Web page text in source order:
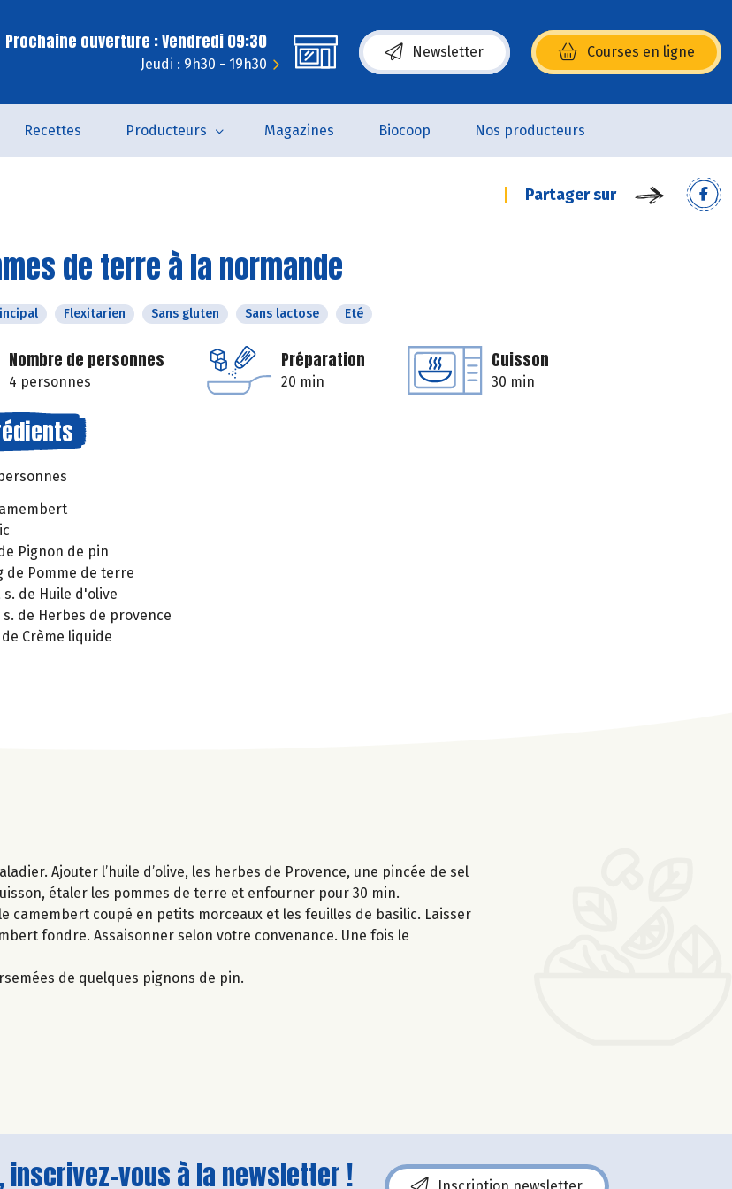
Prochaine ouverture : Vendredi 09:30
Jeudi : 9h30 - 19h30
Newsletter Courses en ligne
(s’ouvre dans une nouvelle fenêtre)
Recettes Producteurs Magazines Biocoop Nos producteurs
Partager sur
de terre à la normande
Flexitarien Sans gluten Sans lactose Eté
Nombre de personnes
4 personnes
Préparation
20 min
Cuisson
30 min
Pignon de pin
de Pomme de terre
s. de Huile d'olive
s. de Herbes de provence
Crème liquide
Ajouter l’huile d’olive, les herbes de Provence, une pincée de sel
étaler les pommes de terre et enfourner pour 30 min.
camembert coupé en petits morceaux et les feuilles de basilic. Laisser
fondre. Assaisonner selon votre convenance. Une fois le
de quelques pignons de pin.
inscrivez-vous à la newsletter ! Inscription newsletter